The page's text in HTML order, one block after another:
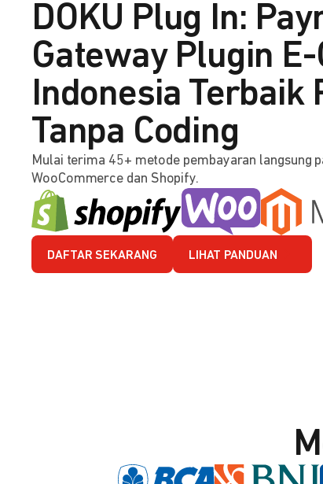
DOKU Plug In:
Gateway Plugin
Indonesia Terbaik
Tanpa Coding
Mulai terima 45+ metode pembayaran langsung
WooCommerce dan Shopify.
DAFTAR SEKARANG LIHAT PANDUAN